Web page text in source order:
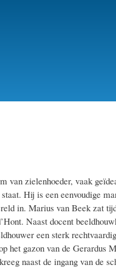
van zielenhoeder, vaak
Hij is een eenvoudige
in. Marius van Beek zat
Naast docent
een sterk
het gazon van de
naast de ingang van de